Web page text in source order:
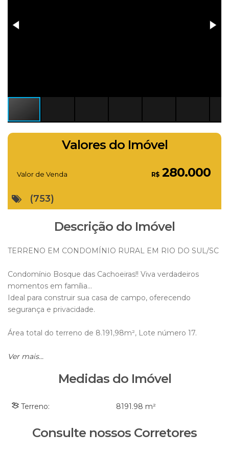
Valores do Imóvel
R$280.000
Valor de Venda
(753)
Descrição do Imóvel
TERRENO EM CONDOMÍNIO RURAL EM RIO DO SUL/SC
Condomínio Bosque das Cachoeiras!! Viva verdadeiros
momentos em família...
Ideal para construir sua casa de campo, oferecendo
segurança e privacidade.
Área total do terreno de 8.191,98m², Lote número 17.
Possui uma parte em mata nativa, perfeita para o convívio
Acesso quase todo por asfalto, distante apenas 15km do
- Piscina adulto e infantil;
- Banheiros externos;
Ver mais...
Medidas do Imóvel
Terreno: 8191 .98 m²
Consulte nossos Corretores